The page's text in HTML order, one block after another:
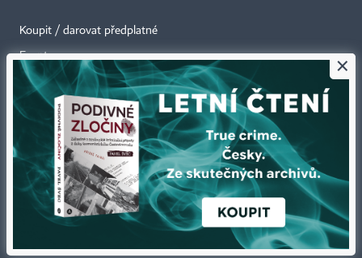
Koupit / darovat předplatné
Eventy
Newslettery
RSS kanály
Autorská práva vykonává vydavatel. Bez písemného svolení vydavatele je
zakázáno jakékoli užití částí nebo celku díla, zejména rozmnožování a šíření
jakýmkoli způsobem, mechanickým nebo elektronickým, v českém nebo
jiném jazyce. Bez souhlasu vydavatele je zakázáno též rozmnožování
obsahu pro účely automatizované analýzy textů nebo dat
×